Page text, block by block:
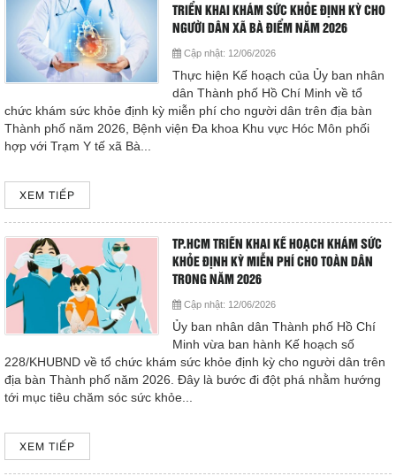
TRIỂN KHAI KHÁM SỨC KHỎE ĐỊNH KỲ CHO
NGƯỜI DÂN XÃ BÀ ĐIỂM NĂM 2026
Cập nhật: 12/06/2026
Thực hiện Kế hoạch của Ủy ban nhân
dân Thành phố Hồ Chí Minh về tổ
chức khám sức khỏe định kỳ miễn phí cho người dân trên địa bàn
Thành phố năm 2026, Bệnh viện Đa khoa Khu vực Hóc Môn phối
hợp với Trạm Y tế xã Bà...
XEM TIẾP
TP.HCM TRIỂN KHAI KẾ HOẠCH KHÁM SỨC
KHỎE ĐỊNH KỲ MIỄN PHÍ CHO TOÀN DÂN
TRONG NĂM 2026
Cập nhật: 12/06/2026
Ủy ban nhân dân Thành phố Hồ Chí
Minh vừa ban hành Kế hoạch số
228/KHUBND về tổ chức khám sức khỏe định kỳ cho người dân trên
địa bàn Thành phố năm 2026. Đây là bước đi đột phá nhằm hướng
tới mục tiêu chăm sóc sức khỏe...
XEM TIẾP